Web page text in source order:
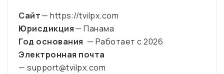
Сайт— https://tvilpx.com
Юрисдикция— Панама
Год основания — Работает с2026
Электронная почта
— support@tvilpx.com